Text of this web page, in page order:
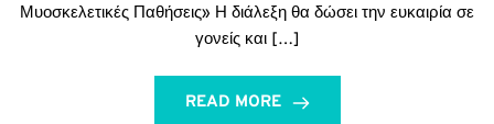
Μυοσκελετικές Παθήσεις» Η διάλεξη θα δώσει την ευκαιρία σε
γονείς και […]
READ MORE